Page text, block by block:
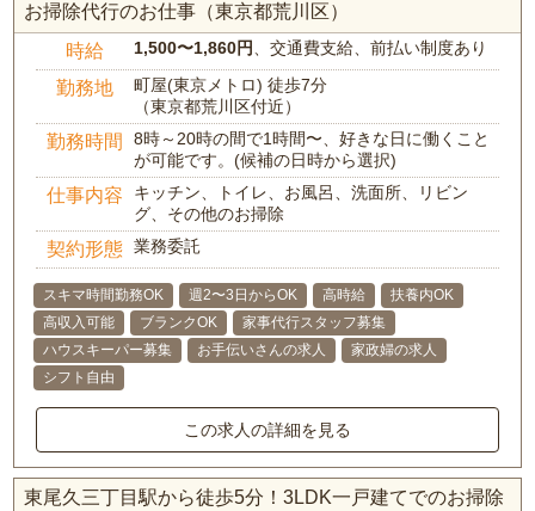
お掃除代行のお仕事（東京都荒川区）
時給 1,500〜1,860円 、交通費支給、前払い制度あり
勤務地
町屋(東京メトロ) 徒歩7分
（東京都荒川区付近）
勤務時間
8時～20時の間で1時間〜、好きな日に働くこと
が可能です。(候補の日時から選択)
仕事内容
キッチン、トイレ、お風呂、洗面所、リビン
グ、その他のお掃除
契約形態 業務委託
スキマ時間勤務OK 週2〜3日からOK 高時給
扶養内OK
高収入可能
ブランクOK
家事代行スタッフ募集
ハウスキーパー募集
お手伝いさんの求人
家政婦の求人
シフト自由
この求人の詳細を見る
東尾久三丁目駅から徒歩5分！3LDK一戸建てでのお掃除